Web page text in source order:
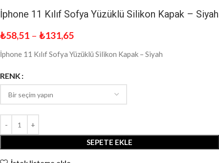
İphone 11 Kılıf Sofya Yüzüklü Silikon Kapak – Siyah
₺58,51 – ₺131,65
İphone 11 Kılıf Sofya Yüzüklü Silikon Kapak – Siyah
RENK
SEPETE EKLE